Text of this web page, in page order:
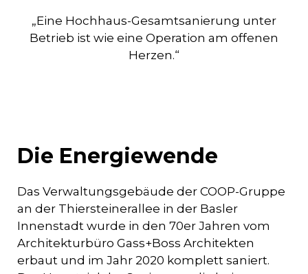
„Eine Hochhaus-Gesamtsanierung unter
Betrieb ist wie eine Operation am offenen
Herzen.“
Die Energiewende
Das Verwaltungsgebäude der COOP-Gruppe
an der Thiersteinerallee in der Basler
Innenstadt wurde in den 70er Jahren vom
Architekturbüro Gass+Boss Architekten
erbaut und im Jahr 2020 komplett saniert.